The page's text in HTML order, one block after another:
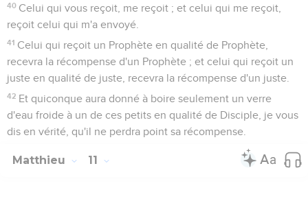
40 Celui qui vous reçoit, me reçoit ; et celui qui me reçoit,
reçoit celui qui m'a envoyé.
41 Celui qui reçoit un Prophète en qualité de Prophète,
recevra la récompense d'un Prophète ; et celui qui reçoit un
juste en qualité de juste, recevra la récompense d'un juste.
42 Et quiconque aura donné à boire seulement un verre
d'eau froide à un de ces petits en qualité de Disciple, je vous
dis en vérité, qu'il ne perdra point sa récompense.
Matthieu 11